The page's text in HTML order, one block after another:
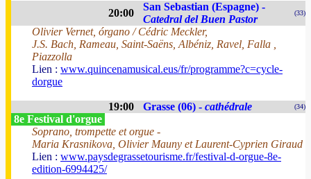
20:00
San Sebastian (Espagne) -
Catedral del Buen Pastor
(33)
Olivier Vernet, órgano / Cédric Meckler,
J.S. Bach, Rameau, Saint-Saëns, Albéniz, Ravel, Falla ,
Piazzolla
Lien : www.quincenamusical.eus/fr/programme?c=cycle-
dorgue
19:00 Grasse (06) - cathédrale (34)
8e Festival d'orgue
Soprano, trompette et orgue -
Maria Krasnikova, Olivier Mauny et Laurent-Cyprien Giraud
Lien : www.paysdegrassetourisme.fr/festival-d-orgue-8e-
edition-6994425/